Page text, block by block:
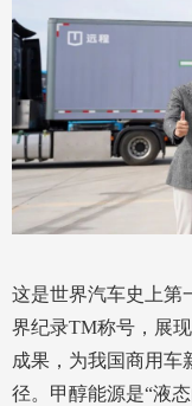
这是世界汽车史上第
界纪录TM称号，展
成果，为我国商用车
径。甲醇能源是“液